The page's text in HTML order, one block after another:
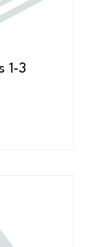
1-3